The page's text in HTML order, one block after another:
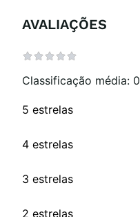
AVALIAÇÕES
Classificação média: 0
5 estrelas
4 estrelas
3 estrelas
2 estrelas